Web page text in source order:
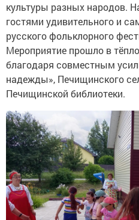
культуры разных народов.
гостями удивительного и
русского фольклорного
Мероприятие прошло в
благодаря совместным
надежды», Печищинского
Печищинской библиотеки.